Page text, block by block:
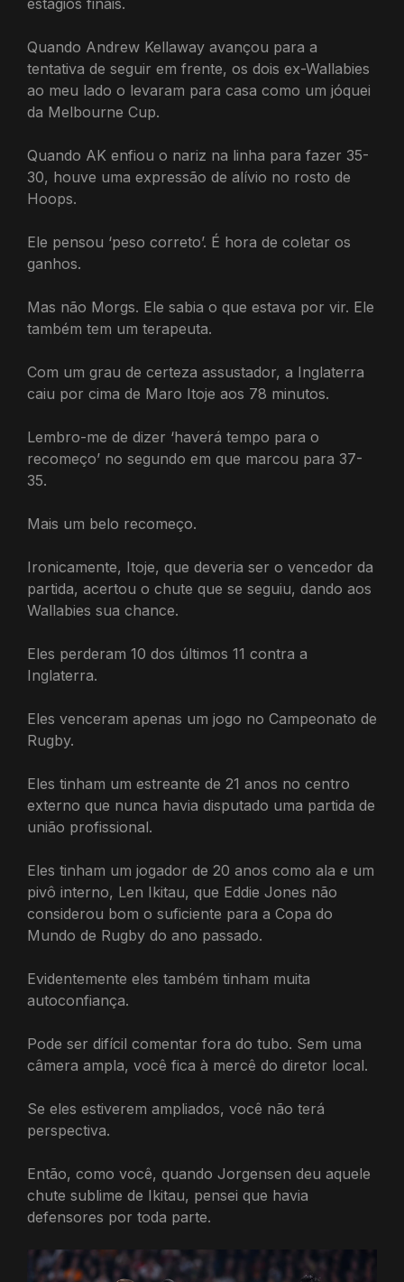
Quando Andrew Kellaway avançou para a
tentativa de seguir em frente, os dois ex-Wallabies
ao meu lado o levaram para casa como um jóquei
da Melbourne Cup.
Quando AK enfiou o nariz na linha para fazer 35-
30, houve uma expressão de alívio no rosto de
Hoops.
Ele pensou ‘peso correto’. É hora de coletar os
ganhos.
Mas não Morgs. Ele sabia o que estava por vir. Ele
também tem um terapeuta.
Com um grau de certeza assustador, a Inglaterra
caiu por cima de Maro Itoje aos 78 minutos.
Lembro-me de dizer ‘haverá tempo para o
recomeço’ no segundo em que marcou para 37-
35.
Mais um belo recomeço.
Ironicamente, Itoje, que deveria ser o vencedor da
partida, acertou o chute que se seguiu, dando aos
Wallabies sua chance.
Eles perderam 10 dos últimos 11 contra a
Inglaterra.
Eles venceram apenas um jogo no Campeonato de
Rugby.
Eles tinham um estreante de 21 anos no centro
externo que nunca havia disputado uma partida de
união profissional.
Eles tinham um jogador de 20 anos como ala e um
pivô interno, Len Ikitau, que Eddie Jones não
considerou bom o suficiente para a Copa do
Mundo de Rugby do ano passado.
Evidentemente eles também tinham muita
autoconfiança.
Pode ser difícil comentar fora do tubo. Sem uma
câmera ampla, você fica à mercê do diretor local.
Se eles estiverem ampliados, você não terá
perspectiva.
Então, como você, quando Jorgensen deu aquele
chute sublime de Ikitau, pensei que havia
defensores por toda parte.